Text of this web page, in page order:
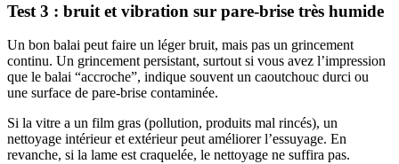
Test 3 : bruit et vibration sur pare-brise très humide
Un bon balai peut faire un léger bruit, mais pas un grincement
continu. Un grincement persistant, surtout si vous avez l’impression
que le balai “accroche”, indique souvent un caoutchouc durci ou
une surface de pare-brise contaminée.
Si la vitre a un film gras (pollution, produits mal rincés), un
nettoyage intérieur et extérieur peut améliorer l’essuyage. En
revanche, si la lame est craquelée, le nettoyage ne suffira pas.